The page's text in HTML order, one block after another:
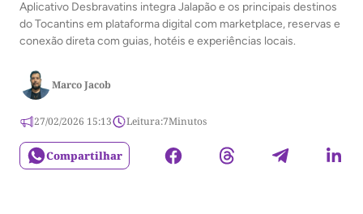
Aplicativo Desbravatins integra Jalapão e os principais destinos
do Tocantins em plataforma digital com marketplace, reservas e
conexão direta com guias, hotéis e experiências locais.
Marco Jacob
27/02/2026 15:13 Leitura:7Minutos
Compartilhar